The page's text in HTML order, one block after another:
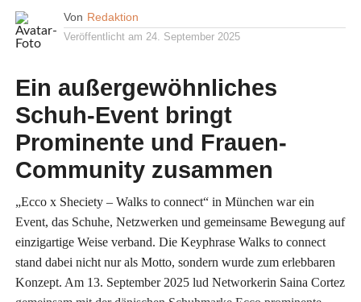
Von Redaktion
Veröffentlicht am 24. September 2025
Ein außergewöhnliches
Schuh-Event bringt
Prominente und Frauen-
Community zusammen
„Ecco x Sheciety – Walks to connect“ in München war ein
Event, das Schuhe, Netzwerken und gemeinsame Bewegung auf
einzigartige Weise verband. Die Keyphrase Walks to connect
stand dabei nicht nur als Motto, sondern wurde zum erlebbaren
Konzept. Am 13. September 2025 lud Networkerin Saina Cortez